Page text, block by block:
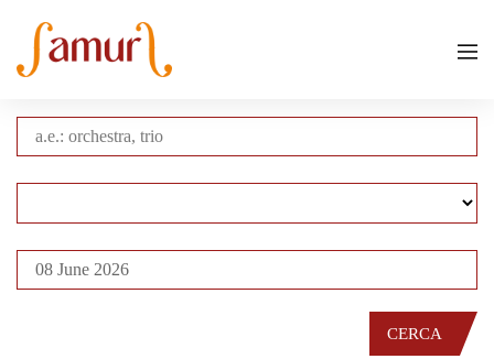
CERCA